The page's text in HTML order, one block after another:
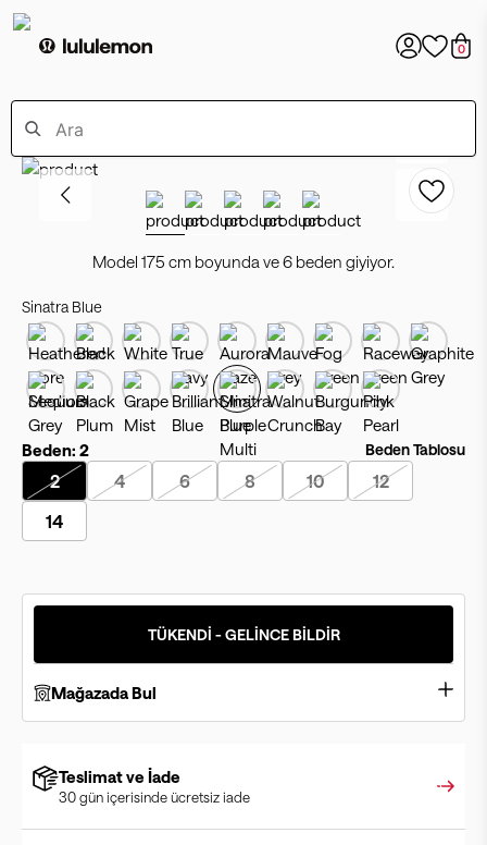
0
Model 175 cm boyunda ve 6 beden giyiyor.
Sinatra Blue
Beden: 2 Beden Tablosu
2 4 6 8 10
12
14
TÜKENDİ - GELİNCE BİLDİR
Mağazada Bul
Teslimat ve İade
30 gün içerisinde ücretsiz iade